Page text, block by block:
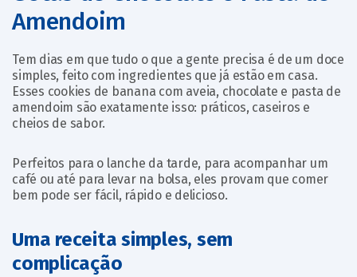
Amendoim
Tem dias em que tudo o que a gente precisa é de um doce
simples, feito com ingredientes que já estão em casa.
Esses cookies de banana com aveia, chocolate e pasta de
amendoim são exatamente isso: práticos, caseiros e
cheios de sabor.
Perfeitos para o lanche da tarde, para acompanhar um
café ou até para levar na bolsa, eles provam que comer
bem pode ser fácil, rápido e delicioso.
Uma receita simples, sem
complicação